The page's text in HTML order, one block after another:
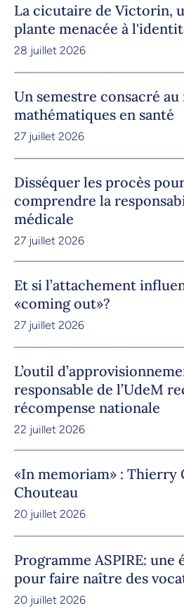
La cicutaire de Victorin,
plante menacée à
28 juillet 2026
Un semestre consacré au
mathématiques en santé
27 juillet 2026
Disséquer les procès
comprendre la
médicale
27 juillet 2026
Et si l’attachement
«coming out»?
27 juillet 2026
L’outil
responsable de l’UdeM
récompense nationale
22 juillet 2026
«In memoriam» : Thierry
Chouteau
20 juillet 2026
Programme ASPIRE: une
pour faire naître des
20 juillet 2026